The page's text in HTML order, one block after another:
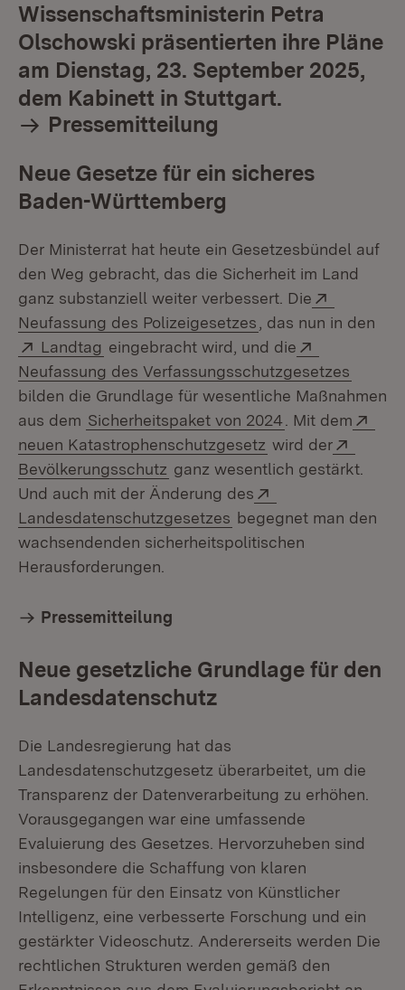
Wissenschaftsministerin Petra
Olschowski präsentierten ihre Pläne
am Dienstag, 23. September 2025,
dem Kabinett in Stuttgart.
Pressemitteilung
Neue Gesetze für ein sicheres
Baden-Württemberg
Der Ministerrat hat heute ein Gesetzesbündel auf
den Weg gebracht, das die Sicherheit im Land
ganz substanziell weiter verbessert. Die
Neufassung des Polizeigesetzes (Öffnet in neuem
, das nun in den
Extern:
Landtag (Öffnet in neuem Fenster)
eingebracht wird, und die
Neufassung des Verfassungsschutzgesetzes
bilden die Grundlage für wesentliche Maßnahmen
aus dem Sicherheitspaket von 2024 . Mit dem
neuen Katastrophenschutzgesetz (Öffnet in neuem
wird der
Bevölkerungsschutz (Öffnet in neuem Fenster)
ganz wesentlich gestärkt.
Und auch mit der Änderung des
Landesdatenschutzgesetzes (Öffnet in neuem
begegnet man den
wachsendenden sicherheitspolitischen
Herausforderungen.
Pressemitteilung
Neue gesetzliche Grundlage für den
Landesdatenschutz
Die Landesregierung hat das
Landesdatenschutzgesetz überarbeitet, um die
Transparenz der Datenverarbeitung zu erhöhen.
Vorausgegangen war eine umfassende
Evaluierung des Gesetzes. Hervorzuheben sind
insbesondere die Schaffung von klaren
Regelungen für den Einsatz von Künstlicher
Intelligenz, eine verbesserte Forschung und ein
gestärkter Videoschutz. Andererseits werden Die
rechtlichen Strukturen werden gemäß den